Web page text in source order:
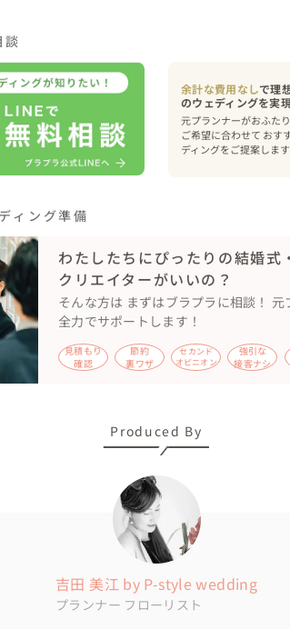
に
くれたおふたり。
い新郎新婦を見ながら
がまた大好きになった。
余計な費用なしで理
元プランナーがおふた
ご希望に合わせて おす
ディングをご提案します
ィング準備
わたしたちにぴったりの結婚式
クリエイターがいいの？
そんな方は まずはブラプラに相談！
全力でサポートします！
見積もり
確認
節約
裏ワザ
セカンド
オピニオン
強引な
接客ナシ
Produced By
吉田 美江 by P-style wedding
プランナー フローリスト